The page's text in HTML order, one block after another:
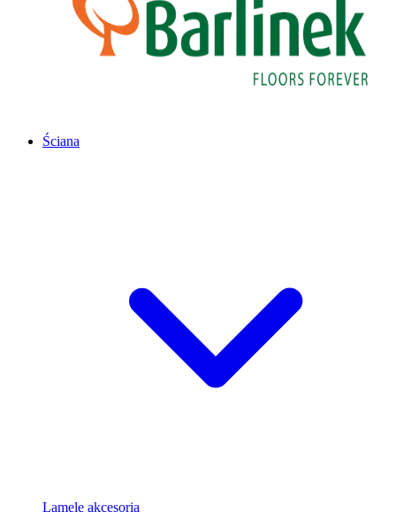
Ściana
Lamele akcesoria